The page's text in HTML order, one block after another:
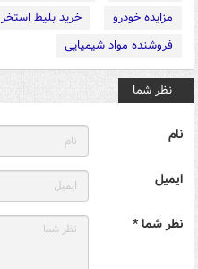
مزایده خودرو
خرید بلیط استخر
فروشنده مواد شیمیایی
نظر شما
نام
ایمیل
نظر شما *